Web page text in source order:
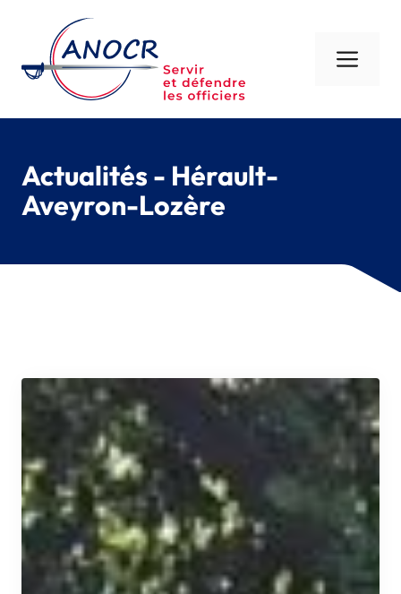
contenu
Actualités - Hérault-
Aveyron-Lozère